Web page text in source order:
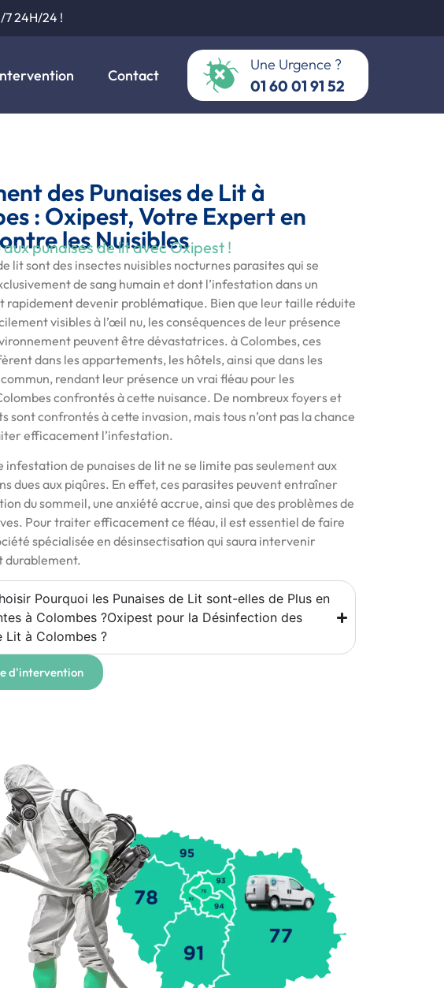
24H/24 !
Contact
Une Urgence ?
01 60 01 91 52
des Punaises de Lit à
: Oxipest, Votre Expert en
les Nuisibles
punaises de lit avec Oxipest !
lit sont des insectes nuisibles nocturnes parasites qui se
de sang humain et dont l’infestation dans un
rapidement devenir problématique. Bien que leur taille réduite
visibles à l’œil nu, les conséquences de leur présence
peuvent être dévastatrices. à Colombes, ces
dans les appartements, les hôtels, ainsi que dans les
rendant leur présence un vrai fléau pour les
confrontés à cette nuisance. De nombreux foyers et
sont confrontés à cette invasion, mais tous n’ont pas la chance
efficacement l’infestation.
infestation de punaises de lit ne se limite pas seulement aux
dues aux piqûres. En effet, ces parasites peuvent entraîner
du sommeil, une anxiété accrue, ainsi que des problèmes de
Pour traiter efficacement ce fléau, il est essentiel de faire
spécialisée en désinsectisation qui saura intervenir
durablement.
Pourquoi les Punaises de Lit sont-elles de Plus en
à Colombes ?Oxipest pour la Désinfection des
Lit à Colombes ?
d'intervention